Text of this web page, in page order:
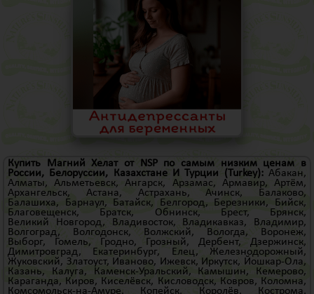
Купить Магний Хелат от NSP по самым низким ценам в
России, Белоруссии, Казахстане ИТурции (Turkey): Абакан,
Алматы,Альметьевск,Ангарск, Арзамас, Армавир,Артём,
Архангельск, Астана, Астрахань,Ачинск, Балаково,
Балашиха, Барнаул, Батайск, Белгород, Березники, Бийск,
Благовещенск, Братск, Обнинск, Брест, Брянск,
Великий Новгород, Владивосток, Владикавказ, Владимир,
Волгоград, Волгодонск, Волжский, Вологда, Воронеж,
Выборг, Гомель, Гродно, Грозный,Дербент,Дзержинск,
Димитровград, Екатеринбург, Елец, Железнодорожный,
Жуковский, Златоуст, Иваново, Ижевск, Иркутск, Йошкар-Ола,
Казань, Калуга, Каменск-Уральский, Камышин, Кемерово,
Караганда, Киров, Киселёвск, Кисловодск, Ковров, Коломна,
Комсомольск-на-Амуре, Копейск, Королёв, Кострома,